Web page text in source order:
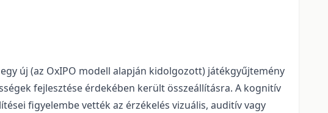
új (az OxIPO modell alapján kidolgozott) játékgyűjtemény
fejlesztése érdekében került összeállításra. A kognitív
figyelembe vették az érzékelés vizuális, auditív vagy